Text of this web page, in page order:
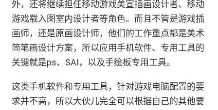
外，还将继续担任移动游戏美宣插画设计者、移动
游戏载入图室内设计者等角色。而且不管是游戏插
画师，还是原画设计师，他们的工作重点都是美术
简笔画设计方案，所以应用手机软件、专用工具的
关键就是ps、SAI，以及手绘板专用工具。
这类手机软件和专用工具，针对游戏电脑配置的要
求并不高，所以大伙儿完全可以根据自己的其他要